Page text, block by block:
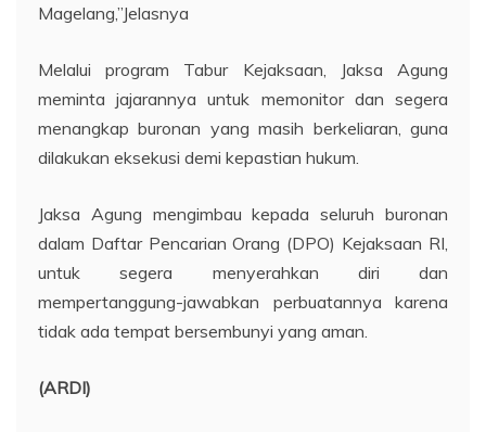
Magelang,”Jelasnya
Melalui program Tabur Kejaksaan, Jaksa Agung
meminta jajarannya untuk memonitor dan segera
menangkap buronan yang masih berkeliaran, guna
dilakukan eksekusi demi kepastian hukum.
Jaksa Agung mengimbau kepada seluruh buronan
dalam Daftar Pencarian Orang (DPO) Kejaksaan RI,
untuk segera menyerahkan diri dan
mempertanggung-jawabkan perbuatannya karena
tidak ada tempat bersembunyi yang aman.
(ARDI)